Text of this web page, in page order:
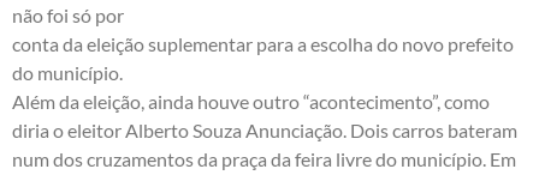
não foi só por
conta da eleição suplementar para a escolha do novo prefeito
do município.
Além da eleição, ainda houve outro “acontecimento”, como
diria o eleitor Alberto Souza Anunciação. Dois carros bateram
num dos cruzamentos da praça da feira livre do município. Em